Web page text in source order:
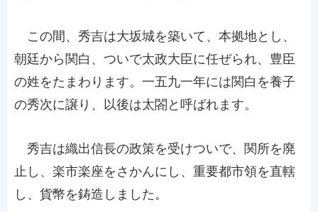
この間、秀吉は大坂城を築いて、本拠地とし、
朝廷から関白、ついで太政大臣に任ぜられ、豊臣
の姓をたまわります。一五九一年には関白を養子
の秀次に譲り、以後は太閤と呼ばれます。
秀吉は織出信長の政策を受けついで、関所を廃
止し、楽市楽座をさかんにし、重要都市領を直轄
し、貨幣を鋳造しました。